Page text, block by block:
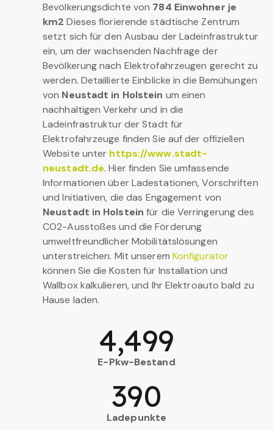
Bevölkerungsdichte von 784 Einwohner je
km2 Dieses florierende städtische Zentrum
setzt sich für den Ausbau der Ladeinfrastruktur
ein, um der wachsenden Nachfrage der
Bevölkerung nach Elektrofahrzeugen gerecht zu
werden. Detaillierte Einblicke in die Bemühungen
von Neustadt in Holstein um einen
nachhaltigen Verkehr und in die
Ladeinfrastruktur der Stadt für
Elektrofahrzeuge finden Sie auf der offiziellen
Website unter https://www.stadt-
neustadt.de. Hier finden Sie umfassende
Informationen über Ladestationen, Vorschriften
und Initiativen, die das Engagement von
Neustadt in Holstein für die Verringerung des
CO2-Ausstoßes und die Förderung
umweltfreundlicher Mobilitätslösungen
unterstreichen. Mit unserem Konfigurator
können Sie die Kosten für Installation und
Wallbox kalkulieren, und Ihr Elektroauto bald zu
Hause laden.
E-Pkw-Bestand
4,499
Ladepunkte
390